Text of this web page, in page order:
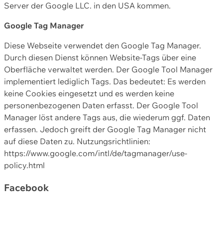
Server der Google LLC. in den USA kommen.
Google Tag Manager
Diese Webseite verwendet den Google Tag Manager.
Durch diesen Dienst können Website-Tags über eine
Oberfläche verwaltet werden. Der Google Tool Manager
implementiert lediglich Tags. Das bedeutet: Es werden
keine Cookies eingesetzt und es werden keine
personenbezogenen Daten erfasst. Der Google Tool
Manager löst andere Tags aus, die wiederum ggf. Daten
erfassen. Jedoch greift der Google Tag Manager nicht
auf diese Daten zu. Nutzungsrichtlinien:
https://www.google.com/intl/de/tagmanager/use-
policy.html
Facebook